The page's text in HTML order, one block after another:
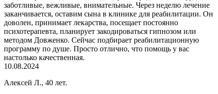
заботливые, вежливые, внимательные. Через неделю лечение
заканчивается, оставим сына в клинике для реабилитации. Он
доволен, принимает лекарства, посещает постоянно
психотерапевта, планирует закодироваться гипнозом или
методом Довженко. Сейчас подбирает реабилитационную
программу по душе. Просто отлично, что помощь у вас
настолько качественная.
10.08.2024
Алексей Л., 40 лет.